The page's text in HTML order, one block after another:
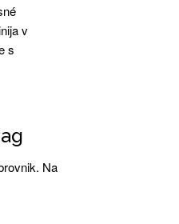
v
s
Na